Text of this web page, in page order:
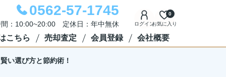
0562-57-1745
間：10:00~20:00 定休日：年中無休 ログインお気に入り
0
こちら 売却査定 会員登録 会社概要
い選び方と節約術！